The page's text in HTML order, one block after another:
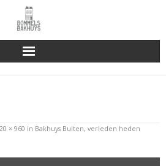
heden toekomst
× 960 in Bakhuys Buiten, verleden heden